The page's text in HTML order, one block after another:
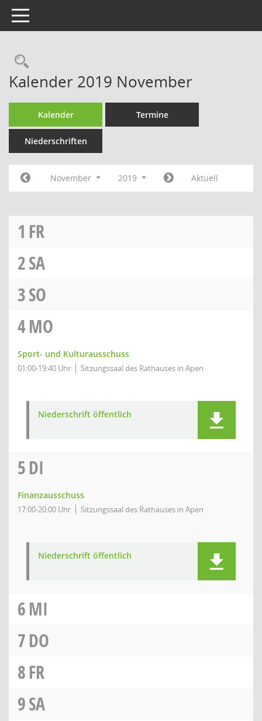
Toggle navigation
Rechercheauswahl
Kalender 2019 November
Kalender Termine
Niederschriften
November 2019 Aktuell
1 FR
2SA
3SO
4MO
Sport- und Kulturausschuss
01:00-19:40 Uhr Sitzungssaal des Rathauses in Apen
Niederschrift öffentlich
5DI
Finanzausschuss
17:00-20:00 Uhr Sitzungssaal des Rathauses in Apen
Niederschrift öffentlich
6MI
7DO
8FR
9SA